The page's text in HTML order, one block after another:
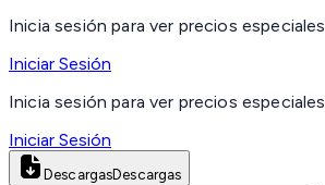
Inicia sesión para ver precios especiales
Iniciar Sesión
Inicia sesión para ver precios especiales
Iniciar Sesión
DescargasDescargas